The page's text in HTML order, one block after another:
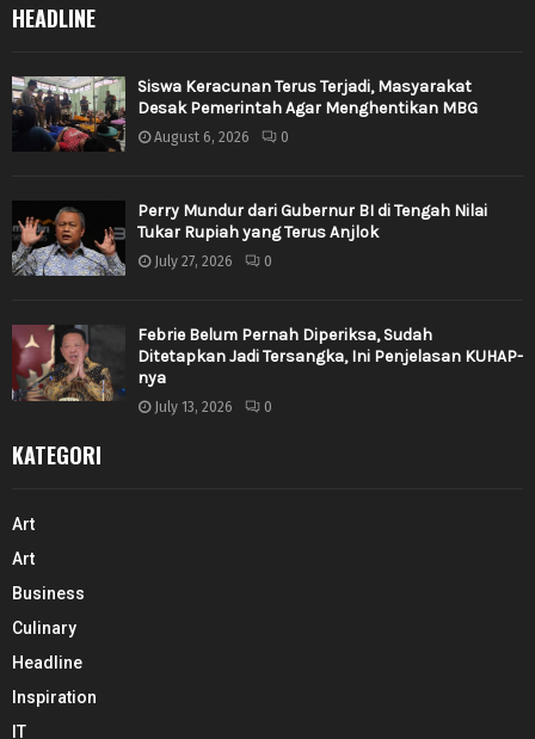
HEADLINE
Siswa Keracunan Terus Terjadi, Masyarakat
Desak Pemerintah Agar Menghentikan MBG
August 6, 2026 0
Perry Mundur dari Gubernur BI di Tengah Nilai
Tukar Rupiah yang Terus Anjlok
July 27, 2026 0
Febrie Belum Pernah Diperiksa, Sudah
Ditetapkan Jadi Tersangka, Ini Penjelasan KUHAP-
nya
July 13, 2026 0
KATEGORI
Art
Art
Business
Culinary
Headline
Inspiration
IT